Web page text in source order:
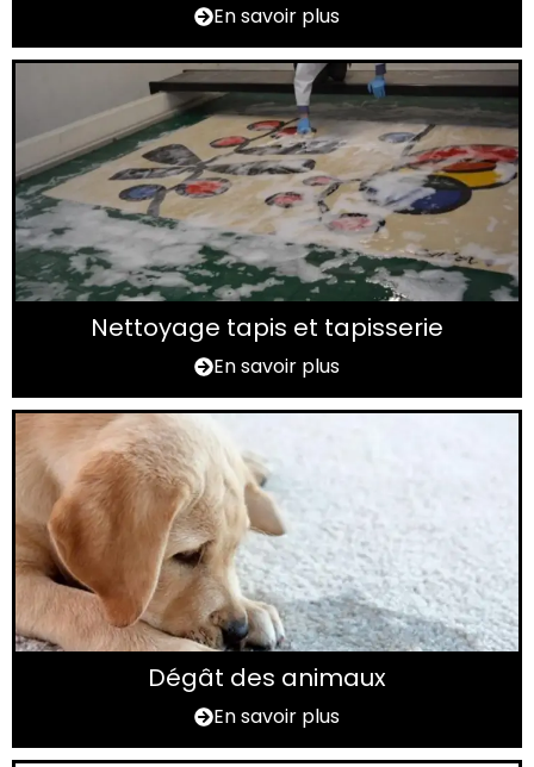
En savoir plus
Nettoyage tapis et tapisserie
En savoir plus
Dégât des animaux
En savoir plus